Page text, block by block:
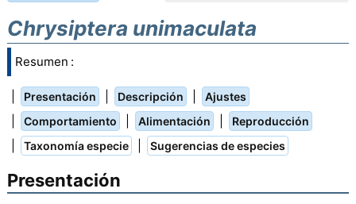
Chrysiptera unimaculata
Resumen :
Presentación Descripción Ajustes
Comportamiento Alimentación Reproducción
Taxonomía especie Sugerencias de especies
Presentación